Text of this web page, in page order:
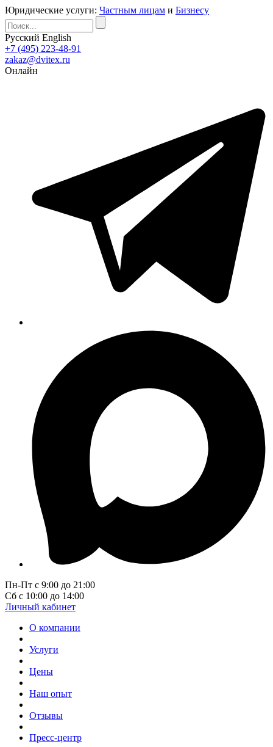
Юридические услуги: Частным лицам и Бизнесу
Русский English
+7 (495) 223-48-91
zakaz@dvitex.ru
Онлайн
Пн-Пт с 9:00 до 21:00
Сб с 10:00 до 14:00
Личный кабинет
О компании
Услуги
Цены
Наш опыт
Отзывы
Пресс-центр